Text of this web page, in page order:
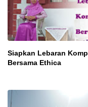
Siapkan Lebaran
Bersama Ethica